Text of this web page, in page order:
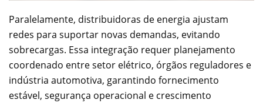
Paralelamente, distribuidoras de energia ajustam
redes para suportar novas demandas, evitando
sobrecargas. Essa integração requer planejamento
coordenado entre setor elétrico, órgãos reguladores e
indústria automotiva, garantindo fornecimento
estável, segurança operacional e crescimento